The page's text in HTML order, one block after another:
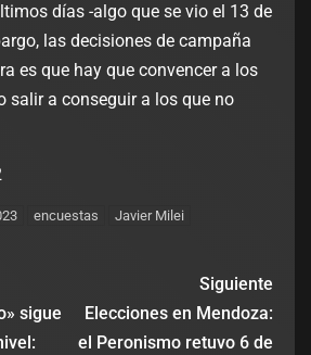
días -algo que se vio el 13 de
las decisiones de campaña
es que hay que convencer a los
salir a conseguir a los que no
encuestas
Javier Milei
sigue
Siguiente
Elecciones en Mendoza:
el Peronismo retuvo 6 de